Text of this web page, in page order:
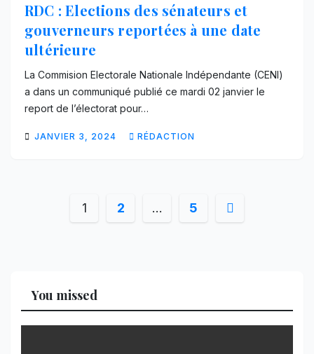
RDC : Elections des sénateurs et
gouverneurs reportées à une date
ultérieure
La Commision Electorale Nationale Indépendante (CENI)
a dans un communiqué publié ce mardi 02 janvier le
report de l’électorat pour…
JANVIER 3, 2024 RÉDACTION
Pagination
1 2 … 5
You missed